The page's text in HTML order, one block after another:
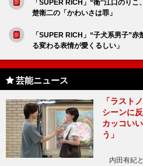
「SUPER RICH」“衛”江口のり
楚衛二の「かわいさは罪」
「SUPER RICH」“子犬系男子”
る変わる表情が愛くるしい」
芸能ニュース
「ラスト
シーンに
カッコい
う」
内田有紀